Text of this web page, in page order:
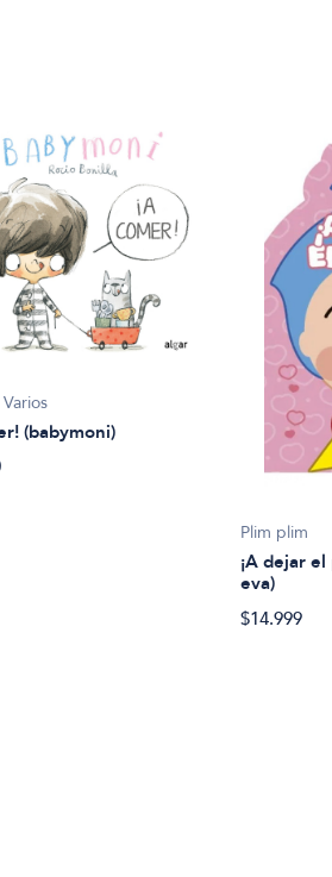
(babymoni)
Plim plim
¡A dejar
eva)
$14.999